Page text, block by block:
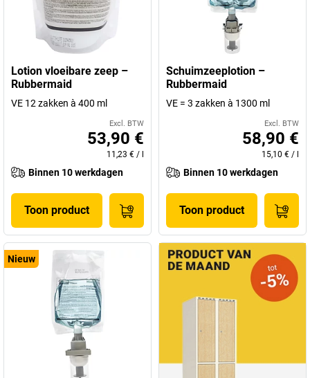
Lotion vloeibare zeep –
Rubbermaid
VE 12 zakken à 400 ml
Excl. BTW
53,90 €
11,23 € /
Binnen 10 werkdagen
Toon product
Schuimzeeplotion –
Rubbermaid
VE = 3 zakken à 1300 ml
Excl. BTW
58,90 €
15,10 € /
Binnen 10 werkdagen
Toon product
Nieuw